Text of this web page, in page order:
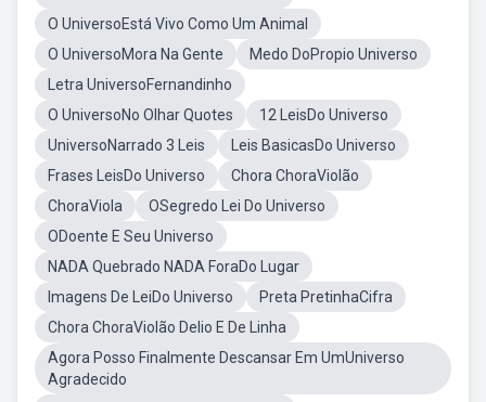
O UniversoEstá Vivo Como Um Animal
O UniversoMora Na Gente
Medo DoPropio Universo
Letra UniversoFernandinho
O UniversoNo Olhar Quotes
12 LeisDo Universo
UniversoNarrado 3 Leis
Leis BasicasDo Universo
Frases LeisDo Universo
Chora ChoraViolão
ChoraViola
OSegredo Lei Do Universo
ODoente E Seu Universo
NADA Quebrado NADA ForaDo Lugar
Imagens De LeiDo Universo
Preta PretinhaCifra
Chora ChoraViolão Delio E De Linha
Agora Posso Finalmente Descansar Em UmUniverso
Agradecido